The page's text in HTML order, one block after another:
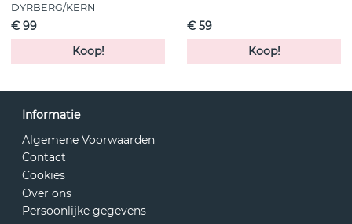
DYRBERG/KERN
€ 99
Koop!
€ 59
Koop!
Informatie
Algemene Voorwaarden
Contact
Cookies
Over ons
Persoonlijke gegevens